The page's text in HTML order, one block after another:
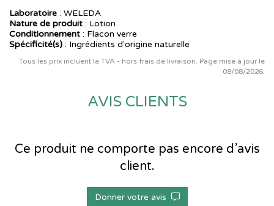
Laboratoire : WELEDA
Nature de produit : Lotion
Conditionnement : Flacon verre
Spécificité(s) : Ingrédients d'origine naturelle
Tous les prix incluent la TVA - hors frais de livraison. Page mise à jour le
08/08/2026.
AVIS CLIENTS
Ce produit ne comporte pas encore d’avis
client.
Donner votre avis